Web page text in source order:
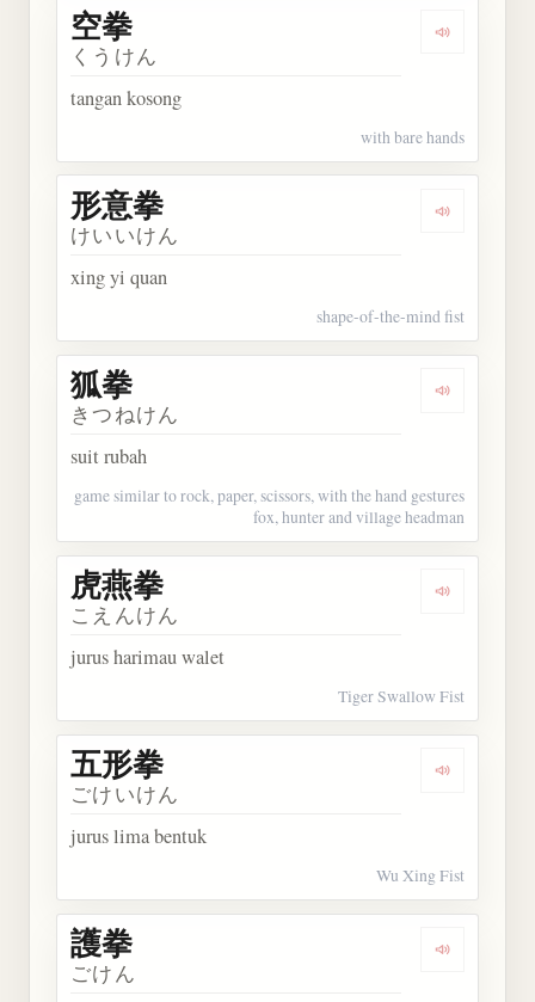
Dengarkan
空拳
くうけん
tangan kosong
with bare hands
Dengarkan
形意拳
けいいけん
xing yi quan
shape-of-the-mind fist
Dengarkan
狐拳
きつねけん
suit rubah
game similar to rock, paper, scissors, with the hand gestures
fox, hunter and village headman
Dengarkan
虎燕拳
こえんけん
jurus harimau walet
Tiger Swallow Fist
Dengarkan
五形拳
ごけいけん
jurus lima bentuk
Wu Xing Fist
Dengarkan
護拳
ごけん